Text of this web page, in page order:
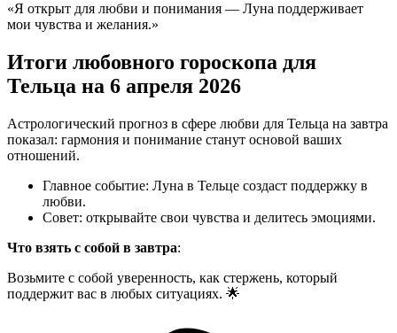
«Я открыт для любви и понимания — Луна поддерживает
мои чувства и желания.»
Итоги любовного гороскопа для
Тельца на 6 апреля 2026
Астрологический прогноз в сфере любви для Тельца на завтра
показал: гармония и понимание станут основой ваших
отношений.
Главное событие: Луна в Тельце создаст поддержку в
любви.
Совет: открывайте свои чувства и делитесь эмоциями.
Что взять с собой в завтра:
Возьмите с собой уверенность, как стержень, который
поддержит вас в любых ситуациях. 🌟